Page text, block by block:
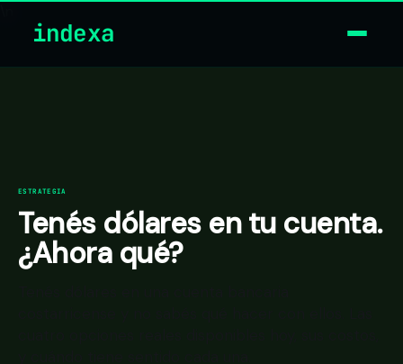
indexa
ESTRATEGIA
Tenés dólares en tu cuenta.
¿Ahora qué?